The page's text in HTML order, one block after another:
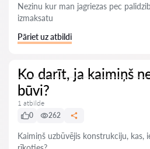
Nezinu kur man jagriezas pec
izmaksatu
Pāriet uz atbildi
Ko darīt, ja kaimiņš
būvi?
1 atbilde
0
262
Kaimiņš uzbūvējis konstrukciju, kas,